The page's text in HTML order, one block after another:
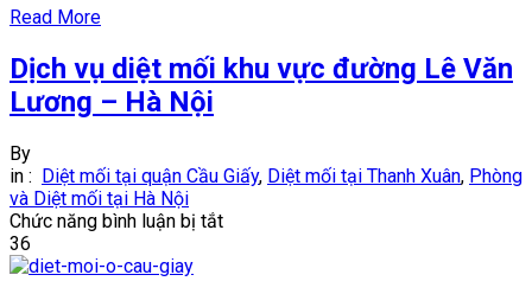
Read More
Dịch vụ diệt mối khu vực đường Lê Văn
Lương – Hà Nội
By
in : Diệt mối tại quận Cầu Giấy, Diệt mối tại Thanh Xuân, Phòng
và Diệt mối tại Hà Nội
Chức năng bình luận bị tắtở
36